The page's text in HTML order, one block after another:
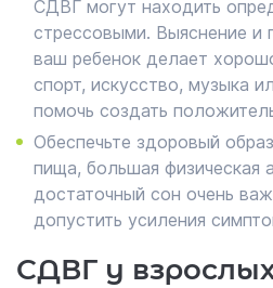
СДВГ могут находить
стрессовыми. Выяснение и
ваш ребенок делает
спорт, искусство, музыка
помочь создать
Обеспечьте здоровый
пища, большая физическая
достаточный сон очень
допустить усиления
СДВГ у